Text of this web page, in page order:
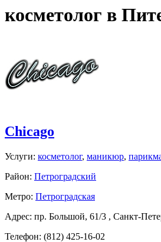
косметолог в
Chicago
Услуги: косметолог, маникюр,
Район: Петроградский
Метро: Петроградская
Адрес: пр. Большой, 61/3 , Санкт-
Телефон: (812) 425-16-02